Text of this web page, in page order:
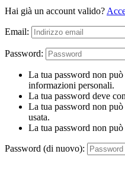
Hai già un account valido?
Email:
Password:
La tua password non
informazioni personali.
La tua password deve
La tua password non può
usata.
La tua password non può
Password (di nuovo):